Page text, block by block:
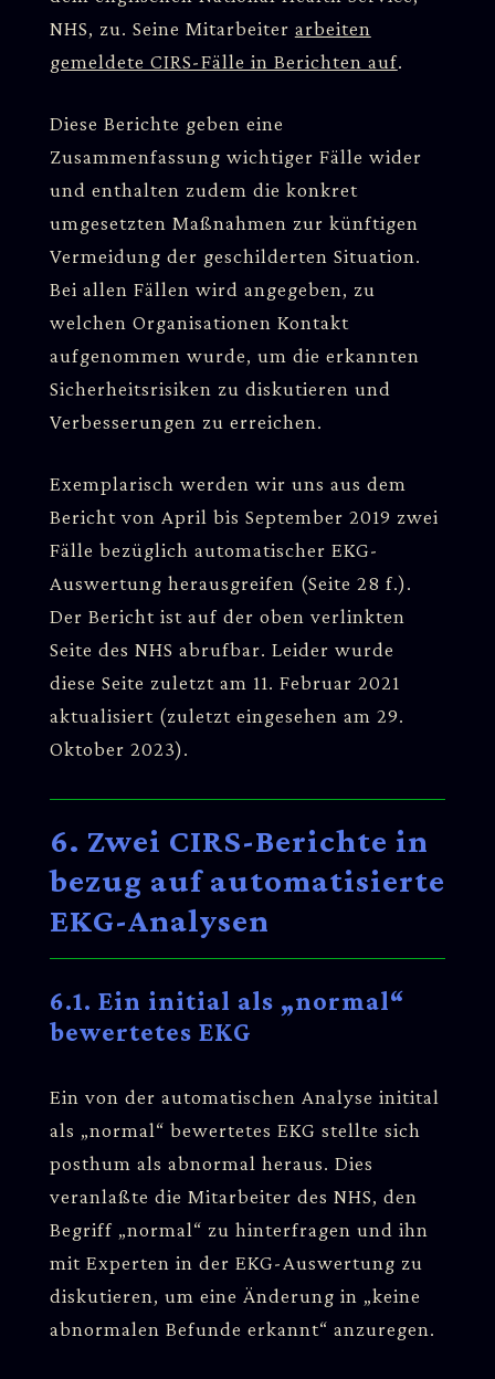
NHS, zu. Seine Mitarbeiter arbeiten
gemeldete CIRS-Fälle in Berichten auf.
Diese Berichte geben eine
Zusammenfassung wichtiger Fälle wider
und enthalten zudem die konkret
umgesetzten Maßnahmen zur künftigen
Vermeidung der geschilderten Situation.
Bei allen Fällen wird angegeben, zu
welchen Organisationen Kontakt
aufgenommen wurde, um die erkannten
Sicherheitsrisiken zu diskutieren und
Verbesserungen zu erreichen.
Exemplarisch werden wir uns aus dem
Bericht von April bis September 2019 zwei
Fälle bezüglich automatischer EKG-
Auswertung herausgreifen (Seite 28 f.).
Der Bericht ist auf der oben verlinkten
Seite des NHS abrufbar. Leider wurde
diese Seite zuletzt am 11. Februar 2021
aktualisiert (zuletzt eingesehen am 29.
Oktober 2023).
6. Zwei CIRS-Berichte in
bezug auf automatisierte
EKG-Analysen
6.1. Ein initial als „normal“
bewertetes EKG
Ein von der automatischen Analyse initital
als „normal“ bewertetes EKG stellte sich
posthum als abnormal heraus. Dies
veranlaßte die Mitarbeiter des NHS, den
Begriff „normal“ zu hinterfragen und ihn
mit Experten in der EKG-Auswertung zu
diskutieren, um eine Änderung in „keine
abnormalen Befunde erkannt“ anzuregen.